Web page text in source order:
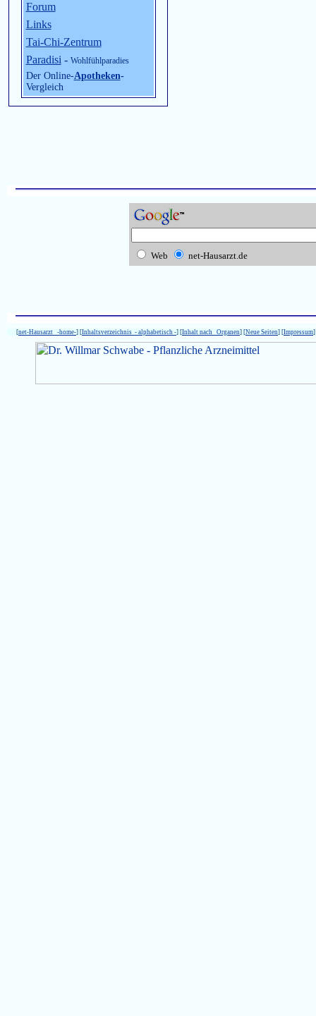
Forum
Links
Tai-Chi-Zentrum
Paradisi - Wohlfühlparadies
Der Online-Apotheken-
Vergleich
Web net-Hausarzt.de
[net-Hausarzt -home-] [Inhaltsverzeichnis - alphabetisch -] [Inhalt nach Organen] [Neue Seiten] [Impressum]